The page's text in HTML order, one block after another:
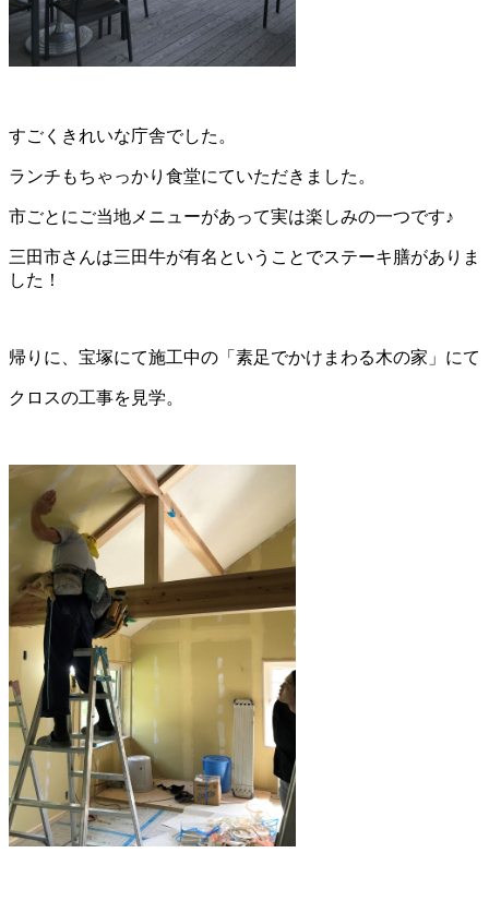
すごくきれいな庁舎でした。
ランチもちゃっかり食堂にていただきました。
市ごとにご当地メニューがあって実は楽しみの一つです♪
三田市さんは三田牛が有名ということでステーキ膳がありま
した！
帰りに、宝塚にて施工中の「素足でかけまわる木の家」にて
クロスの工事を見学。